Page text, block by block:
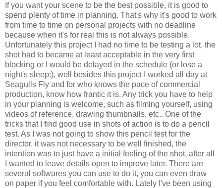
If you want your scene to be the best possible, it is good to
spend plenty of time in planning. That's why it's good to work
from time to time on personal projects with no deadline
because when it's for real this is not always possible.
Unfortunately this project I had no time to be testing a lot, the
shot had to became at least acceptable in the very first
blocking or I would be delayed in the schedule (or lose a
night's sleep:), well besides this project I worked all day at
Seagulls Fly and for who knows the pace of commercial
production, know how frantic it is. Any trick you have to help
in your planning is welcome, such as filming yourself, using
videos of reference, drawing thumbnails, etc.. One of the
tricks that I find good use in shots of action is to do a pencil
test. As I was not going to show this pencil test for the
director, it was not necessary to be well finished, the
intention was to just have a initial feeling of the shot, after all
I wanted to leave details open to improve later. There are
several softwares you can use to do it, you can even draw
on paper if you feel comfortable with. Lately I've been using